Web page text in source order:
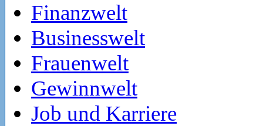
Finanzwelt
Businesswelt
Frauenwelt
Gewinnwelt
Job und Karriere